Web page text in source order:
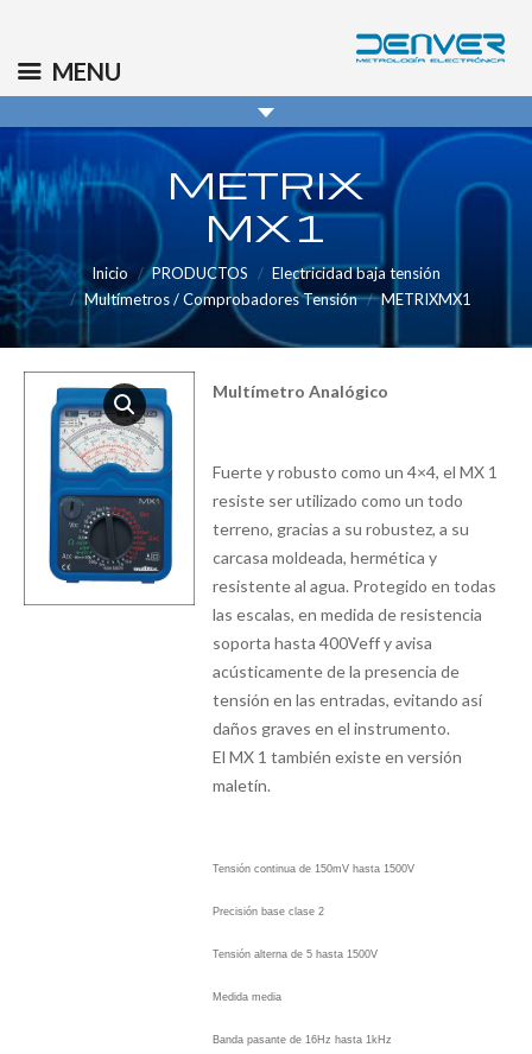
info@denver.es
METRIX
MX1
Inicio PRODUCTOS
Electricidad baja tensión
Multímetros / Comprobadores Tensión
METRIXMX1
Multímetro Analógico
Fuerte y robusto como un 4×4, el MX 1
resiste ser utilizado como un todo
terreno, gracias a su robustez, a su
carcasa moldeada, hermética y
resistente al agua. Protegido en todas
las escalas, en medida de resistencia
soporta hasta 400Veff y avisa
acústicamente de la presencia de
tensión en las entradas, evitando así
daños graves en el instrumento.
El MX 1 también existe en versión
maletín.
Tensión continua de 150mV hasta 1500V
Precisión base clase 2
Tensión alterna de 5 hasta 1500V
Medida media
Banda pasante de 16Hz hasta 1kHz
MENU